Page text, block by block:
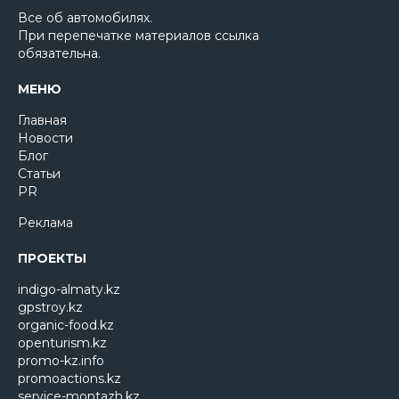
Все об автомобилях.
При перепечатке материалов ссылка
обязательна.
МЕНЮ
Главная
Новости
Блог
Статьи
PR
Реклама
ПРОЕКТЫ
indigo-almaty.kz
gpstroy.kz
organic-food.kz
openturism.kz
promo-kz.info
promoactions.kz